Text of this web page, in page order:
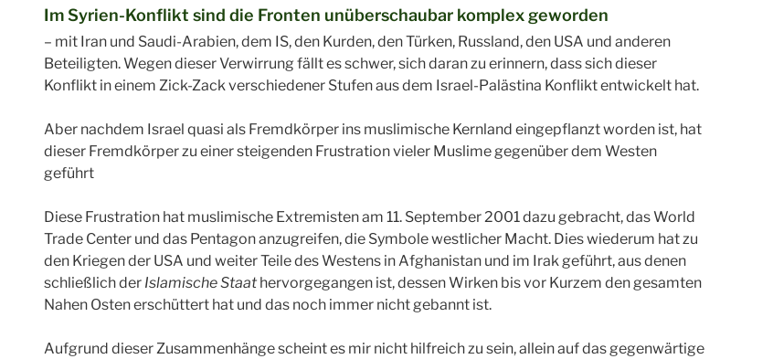
Im Syrien-Konflikt sind die Fronten unüberschaubar komplex geworden
– mit Iran und Saudi-Arabien, dem IS, den Kurden, den Türken, Russland, den USA und anderen
Beteiligten. Wegen dieser Verwirrung fällt es schwer, sich daran zu erinnern, dass sich dieser
Konflikt in einem Zick-Zack verschiedener Stufen aus dem Israel-Palästina Konflikt entwickelt hat.
Aber nachdem Israel quasi als Fremdkörper ins muslimische Kernland eingepflanzt worden ist, hat
dieser Fremdkörper zu einer steigenden Frustration vieler Muslime gegenüber dem Westen
geführt
Diese Frustration hat muslimische Extremisten am 11. September 2001 dazu gebracht, das World
Trade Center und das Pentagon anzugreifen, die Symbole westlicher Macht. Dies wiederum hat zu
den Kriegen der USA und weiter Teile des Westens in Afghanistan und im Irak geführt, aus denen
schließlich der Islamische Staat hervorgegangen ist, dessen Wirken bis vor Kurzem den gesamten
Nahen Osten erschüttert hat und das noch immer nicht gebannt ist.
Aufgrund dieser Zusammenhänge scheint es mir nicht hilfreich zu sein, allein auf das gegenwärtige